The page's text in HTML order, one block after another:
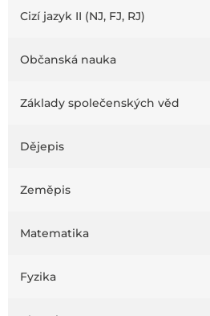
Cizí jazyk II (NJ, FJ, RJ)
Občanská nauka
Základy společenských věd
Dějepis
Zeměpis
Matematika
Fyzika